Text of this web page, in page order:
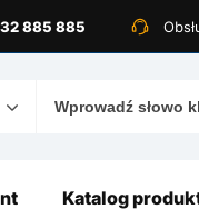
885 885
Katalog